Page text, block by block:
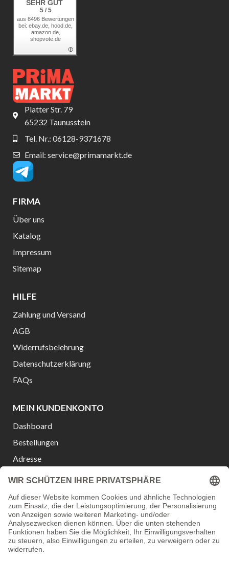
SEHR GUT
5 / 5
aus 8496 Bewertungen
bei: ebay.de, hood.de,
amazon.de,
shopvote.de
Platter Str. 79
65232 Taunusstein
Tel. Nr.: 06128-9371678
Email: service@primamarkt.de
FIRMA
Über uns
Katalog
Impressum
Sitemap
HILFE
Zahlung und Versand
AGB
Widerrufsbelehrung
Datenschutzerklärung
FAQs
MEIN KUNDENKONTO
Dashboard
Bestellungen
Adresse
Konto-Details
Passwort vergessen?
Versanddienstleister:
Zahlungsmöglichkeiten: